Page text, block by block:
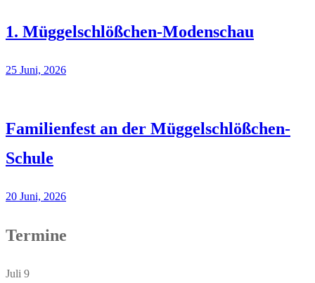
1. Müggelschlößchen-Modenschau
25 Juni, 2026
Familienfest an der Müggelschlößchen-
Schule
20 Juni, 2026
Termine
Juli 9